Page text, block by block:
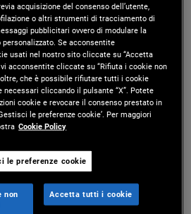
sono: @pimco.com,
@Pimcopre.com e
da parte di sedicenti operatori
o per qualsiasi dubbio o sospetto
altra comunicazione di qualsiasi
da PIMCO, si prega di inviarcene
relative comunicazioni)
che non conoscete vi invitiamo
acquisizione del consenso dell’utente,
o altri strumenti di tracciamento di
pubblicitari ovvero di modulare la
Se acconsentite
usati nel nostro sito cliccate su “Accetta
acconsentite cliccate su “Rifiuta i cookie non
che è possibile rifiutare tutti i cookie
cliccando il pulsante “X”. Potete
cookie e revocare il consenso prestato in
le preferenze cookie’. Per maggiori
Cookie Policy
le preferenze cookie
non
Accetta tutti i cookie